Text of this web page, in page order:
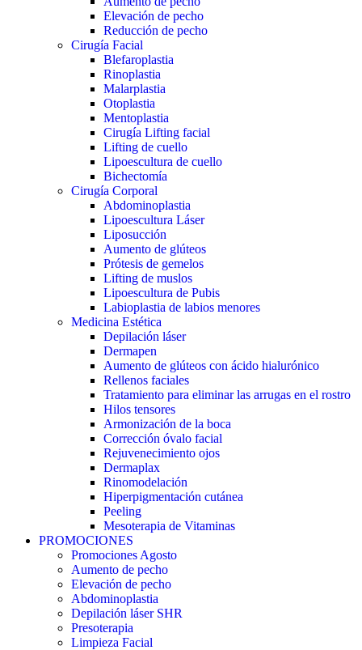
Elevación de pecho
Reducción de pecho
Cirugía Facial
Blefaroplastia
Rinoplastia
Malarplastia
Otoplastia
Mentoplastia
Cirugía Lifting facial
Lifting de cuello
Lipoescultura de cuello
Bichectomía
Cirugía Corporal
Abdominoplastia
Lipoescultura Láser
Liposucción
Aumento de glúteos
Prótesis de gemelos
Lifting de muslos
Lipoescultura de Pubis
Labioplastia de labios menores
Medicina Estética
Depilación láser
Dermapen
Aumento de glúteos con ácido hialurónico
Rellenos faciales
Tratamiento para eliminar las arrugas en el rostro
Hilos tensores
Armonización de la boca
Corrección óvalo facial
Rejuvenecimiento ojos
Dermaplax
Rinomodelación
Hiperpigmentación cutánea
Peeling
Mesoterapia de Vitaminas
PROMOCIONES
Promociones Agosto
Aumento de pecho
Elevación de pecho
Abdominoplastia
Depilación láser SHR
Presoterapia
Limpieza Facial